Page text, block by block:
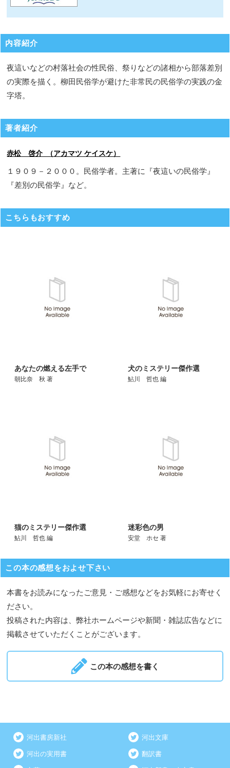
内容紹介
夜這いなどの村落社会の性民俗、祭りなどの諸相から部落差別
の実際を描く。柳田民俗学が避けた非常民の民俗学の実践の金
字塔。
著者紹介
赤松 啓介 （アカマツ ケイスケ）
１９０９－２０００。民俗学者。主著に『夜這いの民俗学』
『差別の民俗学』など。
こちらもおすすめ
あなたの燃える左手で
朝比奈 秋 著
犬のミステリー傑作選
鮎川 哲也 編
猫のミステリー傑作選
鮎川 哲也 編
迷彩色の男
安堂 ホセ 著
この本の感想をおよせ下さい
本書をお読みになったご意見・ご感想などをお気軽にお寄せく
ださい。
投稿された内容は、弊社ホームページや新聞・雑誌広告などに
掲載させていただくことがございます。
この本の感想を書く
河出書房新社 河出文庫
河出の実用書 翻訳書